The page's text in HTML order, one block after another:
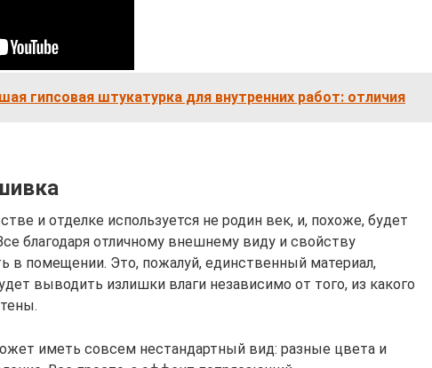
гипсовая штукатурка для внутренних работ: отличия
и отделке используется не родин век, и, похоже, будет
благодаря отличному внешнему виду и свойству
в помещении. Это, пожалуй, единственный материал,
выводить излишки влаги независимо от того, из какого
иметь совсем нестандартный вид: разные цвета и